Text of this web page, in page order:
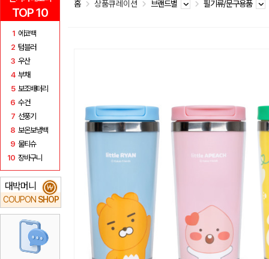
TOP 10
1 에코백
2 텀블러
3 우산
4 부채
5 보조배터리
6 수건
7 선풍기
8 보온보냉백
9 물티슈
10 장바구니
대박머니
COUPON SHOP
₩
홈 상품큐레이션 브랜드별 필기류/문구용품